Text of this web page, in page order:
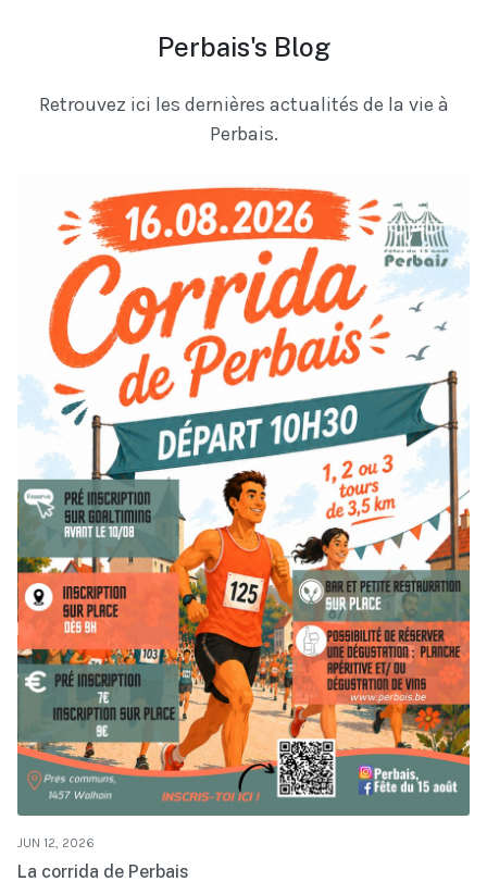
Perbais's Blog
Retrouvez ici les dernières actualités de la vie à
Perbais.
JUN 12, 2026
La corrida de Perbais